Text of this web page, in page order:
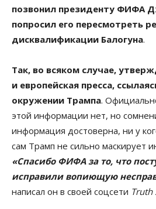
позвонил президенту ФИФА
попросил его пересмотреть
дисквалификации Балогуна.
Так, во всяком случае,
и европейская пресса,
окружении Трампа.
этой информации нет, но
информация достоверна, ни у
сам Трамп не сильно маскирует
«Спасибо ФИФА за то, что
исправили вопиющую
написал он в своей соцсети Truth